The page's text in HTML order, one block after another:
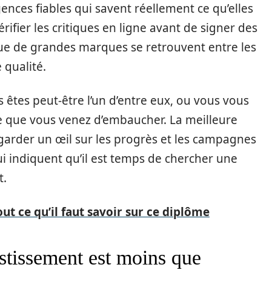
fiables qui savent réellement ce qu’elles
les critiques en ligne avant de signer des
de grandes marques se retrouvent entre les
qualité.
peut-être l’un d’entre eux, ou vous vous
vous venez d’embaucher. La meilleure
un œil sur les progrès et les campagnes
indiquent qu’il est temps de chercher une
ce qu’il faut savoir sur ce diplôme
est moins que